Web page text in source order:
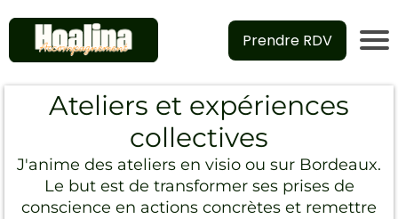
Prendre RDV
Ateliers et expériences
collectives
J'anime des ateliers en visio ou sur Bordeaux.
Le but est de transformer ses prises de
conscience en actions concrètes et remettre